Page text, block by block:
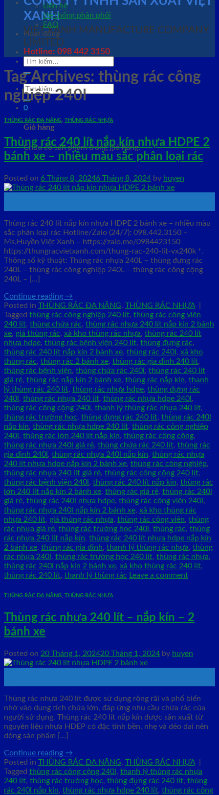
XANH
VIET XANH MANUFACTURE COMPANY
LIMITED
Tìm
kiếm:
Tìm
kiếm:
0
Giỏ hàng
Chưa có sản phẩm trong giỏ hàng.
Liên hệ
Hệ thống phân phối
FAQ
Hoạt động
Hotline: 098 442 3150
Tag Archives: thùng rác công
nghiệp 240l
THÙNG RÁC ĐA NĂNG, THÙNG RÁC NHỰA
Thùng rác 240 lít nắp kín nhựa HDPE 2
bánh xe – nhiều màu sắc phân loại rác
Posted on 6 Tháng 8, 20246 Tháng 8, 2024 by huyen
Thùng rác 240 lít nắp kín nhựa HDPE 2 bánh xe – nhiều màu
sắc phân loại rác Hotline/Zalo (24/7): 098.442.3150 –
Ms.Huyền Việt Xanh – https://zalo.me/0984423150
https://thungracvietxanh.com/thung-rac-240-lit-vx240k *.
Thông số kỹ thuật: Thùng rác nhựa 240L – thùng đựng rác
240L – thùng rác công nghiệp 240L – thùng rác công cộng
240L – […]
Continue reading →
Posted in THÙNG RÁC ĐA NĂNG, THÙNG RÁC NHỰA
Tagged thùng rác công nghiệp 240 lít, thùng rác công viên
240 lít, thùng chứa rác, thùng rác nhựa 240 lít nắp kín 2 bánh
xe, giá thùng rác, xả kho thùng rác nhựa, thùng rác 240 lít
nhựa hdpe, thùng rác bệnh viện 240 lít, thùng đựng rác,
thùng rác 240 lít nắp kín 2 bánh xe, thùng rác 240l , xả kho
thùng rác, thùng rác 2 bánh xe, thùng rác gia đình 240 lít,
thùng rác bệnh viện, thùng chứa rác 240l , thùng rác 240 lít
giá rẻ, thùng rác nắp kín 2 bánh xe, thùng rác nắp kín, thanh
lý thùng rác 240 lít, thùng rác nhựa hdpe, thùng đựng rác
240l , thùng rác nhựa 240 lít, thùng rác nhựa hdpe 240l ,
thùng rác công cộng 240l , thanh lý thùng rác nhựa 240 lít,
thùng rác trường học, thùng đựng rác 240 lít, thùng rác 240l
nắp kín, thùng rác nhựa hdpe 240 lít, thùng rác công nghiệp
240l , thùng rác lớn 240 lít nắp kín, thùng rác công cộng,
thùng rác nhựa 240l giá rẻ, thùng chứa rác 240 lít, thùng rác
gia đình 240l , thùng rác nhựa 240l nắp kín, thùng rác nhựa
240 lít nhựa hdpe nắp kín 2 bánh xe, thùng rác công nghiệp,
thùng rác nhựa 240 lít giá rẻ, thùng rác công cộng 240 lít,
thùng rác bệnh viện 240l , thùng rác 240 lít nắp kín, thùng rác
lớn 240 lít nắp kín 2 bánh xe, thùng rác giá rẻ, thùng rác 240l
giá rẻ, thùng rác 240l nhựa hdpe, thùng rác công viên 240l ,
thùng rác nhựa 240l nắp kín 2 bánh xe, xả kho thùng rác
nhựa 240 lít, giá thùng rác nhựa, thùng rác công viên, thùng
rác nhựa giá rẻ, thùng rác trường học 240l , thùng rác, thùng
rác nhựa 240 lít nắp kín, thùng rác 240 lít nhựa hdpe nắp kín
2 bánh xe, thùng rác gia đình, thanh lý thùng rác nhựa, thùng
rác nhựa 240l , thùng rác trường học 240 lít, thùng rác nhựa,
thùng rác 240l nắp kín 2 bánh xe, xả kho thùng rác 240 lít,
thùng rác 240 lít, thanh lý thùng rác Leave a comment
THÙNG RÁC ĐA NĂNG, THÙNG RÁC NHỰA
Thùng rác nhựa 240 lít – nắp kín – 2
bánh xe
Posted on 20 Tháng 1, 202420 Tháng 1, 2024 by huyen
Thùng rác nhựa 240 lít được sử dụng rộng rãi và phổ biến
nhờ vào dung tích chứa lớn, đáp ứng nhu cầu chứa rác của
người sử dụng. Thùng rác 240 lít nắp kín được sản xuất từ
nguyên liệu nhựa HDEP có đặc tính bền, nhẹ và dẻo dai nên
dòng sản phẩm […]
Continue reading →
Posted in THÙNG RÁC ĐA NĂNG, THÙNG RÁC NHỰA
Tagged thùng rác công cộng 240l , thanh lý thùng rác nhựa
240 lít, thùng rác trường học, thùng đựng rác 240 lít, thùng
rác 240l nắp kín, thùng rác nhựa hdpe 240 lít, thùng rác công